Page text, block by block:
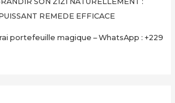
REMEDE EFFICACE
portefeuille magique – WhatsApp : +229